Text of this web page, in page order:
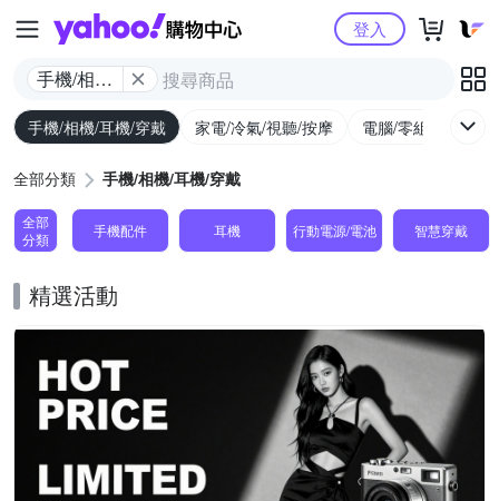
Yahoo購物中心
手機/相機/
耳機/穿戴
登入
手機/相機/耳機/穿戴 家電/冷氣/視聽/按摩 電腦/零組件/週邊/
全部分類 手機/相機/耳機/穿戴
全部
分類
手機配件 耳機 行動電源/電池 智慧穿戴
精選活動